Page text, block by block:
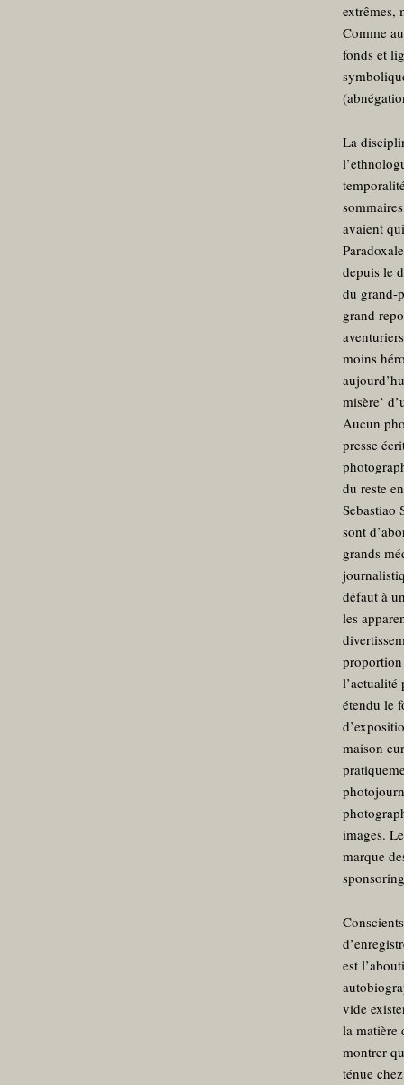
extrêmes,
Comme
fonds et
La
avaient
depuis le
du grand-
grand
moins
misère’
Aucun
presse
du reste
Sebastiao
sont
grands
défaut à
les
proportion
l’actualité
étendu le
maison
images.
marque
est
vide
la matière
montrer
ténue